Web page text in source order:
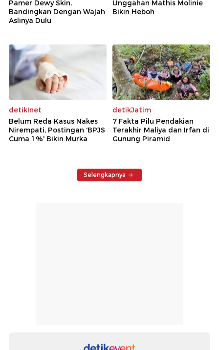
Pamer Dewy Skin,
Bandingkan Dengan Wajah
Aslinya Dulu
Unggahan Mathis Molinie
Bikin Heboh
detikInet
Belum Reda Kasus Nakes
Nirempati, Postingan 'BPJS
Cuma 1%' Bikin Murka
detikJatim
7 Fakta Pilu Pendakian
Terakhir Maliya dan Irfan di
Gunung Piramid
Selengkapnya